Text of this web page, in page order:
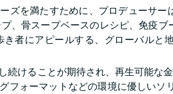
ズを満たすために、プロデューサ
、骨スープベースのレシピ、免疫
者にアピールする、グローバルと
続けることが期待され、再生可能な
フォーマットなどの環境に優しいソ